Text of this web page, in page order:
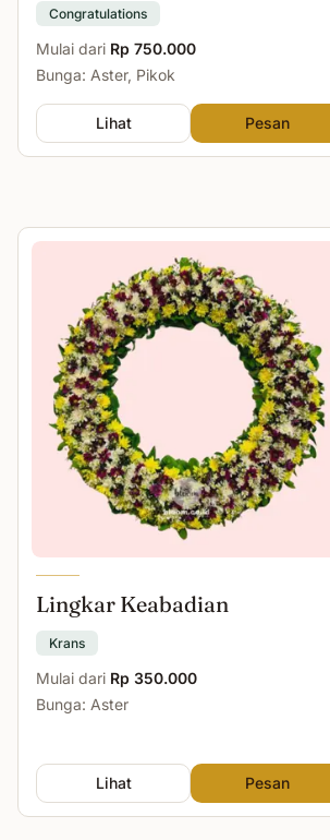
Congratulations
Mulai dari Rp 750.000
Bunga: Aster, Pikok
Lihat Pesan
Lingkar Keabadian
Krans
Mulai dari Rp 350.000
Bunga: Aster
Lihat Pesan